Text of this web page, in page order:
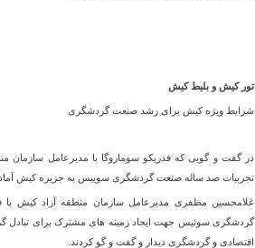
تور کیش و بلیط کیش
شرایط ویژه كيش برای رشد صنعت گردشگری
در گفت و گویی که فدریکو سوماروگا با مدیرعامل سازمان
تجربیات صد ساله صنعت گردشگری سوییس به جزیره کیش
غلامحسین مظفری مدیرعامل سازمان منطقه آزاد کیش با
گردشگری سوئیس جهت ایجاد زمینه های مشترک برای تبادل
اقتصادی و گردشگری دیدار و گفت و گو کردند